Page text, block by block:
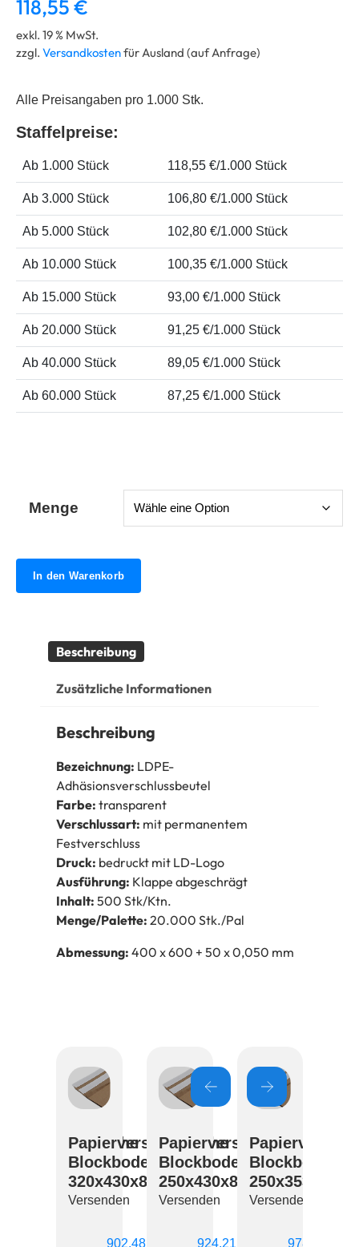
118,55€
exkl. 19 % MwSt.
zzgl. Versandkostenfür Ausland (auf Anfrage)
Alle Preisangaben pro 1.000 Stk.
Staffelpreise:
Ab 1.000 Stück 118,55 €/1.000 Stück
Ab 3.000 Stück 106,80 €/1.000 Stück
Ab 5.000 Stück 102,80 €/1.000 Stück
Ab 10.000 Stück 100,35 €/1.000 Stück
Ab 15.000 Stück 93,00 €/1.000 Stück
Ab 20.000 Stück 91,25 €/1.000 Stück
Ab 40.000 Stück 89,05 €/1.000 Stück
Ab 60.000 Stück 87,25 €/1.000 Stück
Menge
In den Warenkorb
Beschreibung
Zusätzliche Informationen
Beschreibung
Bezeichnung: LDPE-
Adhäsionsverschlussbeutel
Farbe: transparent
Verschlussart: mit permanentem
Festverschluss
Druck: bedruckt mit LD-Logo
Ausführung: Klappe abgeschrägt
Inhalt: 500 Stk/Ktn.
Menge/Palette: 20.000 Stk./Pal
Abmessung: 400 x 600 + 50 x 0,050 mm
Papierversandtasche
Blockboden
320x430x80x90mm
Versenden
902,48 Ausführung wählen
Papierversandtasche
Blockboden
250x430x80x90mm
Versenden
924,21 Ausführung
Blockboden
Versenden
978,75